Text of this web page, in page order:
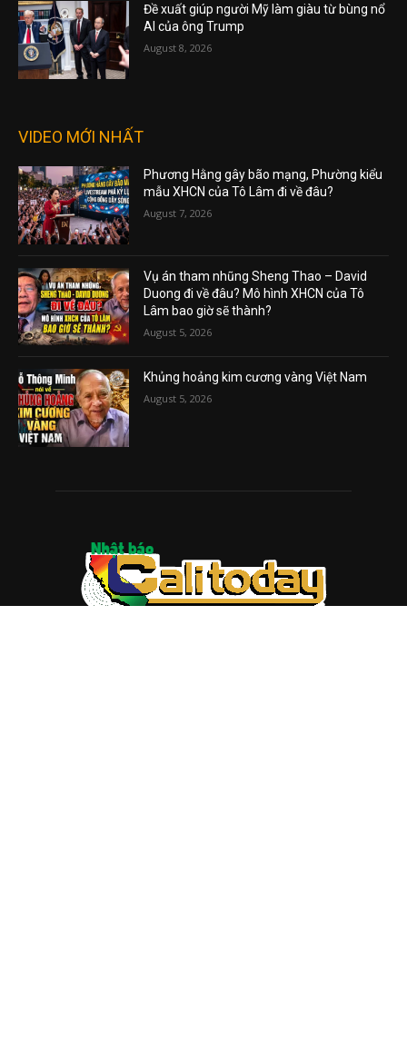
Đề xuất giúp người Mỹ làm giàu từ bùng nổ
AI của ông Trump
August 8, 2026
VIDEO MỚI NHẤT
Phương Hằng gây bão mạng, Phường kiểu
mẫu XHCN của Tô Lâm đi về đâu?
August 7, 2026
Vụ án tham nhũng Sheng Thao – David
Duong đi về đâu? Mô hình XHCN của Tô
Lâm bao giờ sẽ thành?
August 5, 2026
Khủng hoảng kim cương vàng Việt Nam
August 5, 2026